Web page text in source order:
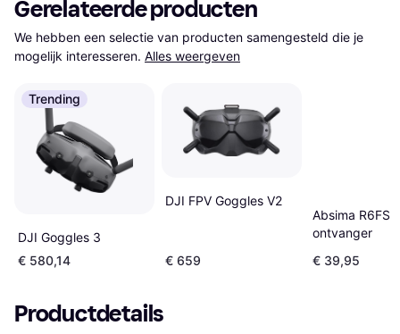
Gerelateerde producten
We hebben een selectie van producten samengesteld die je
mogelijk interesseren. Alles weergeven
Trending
DJI Goggles 3
€ 580,14
DJI FPV Goggles V2
€ 659
Absima R6FS
ontvanger
€ 39,95
Productdetails